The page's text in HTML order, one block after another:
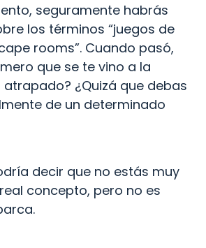
seguramente habrás
los términos “juegos de
rooms”. Cuando pasó,
que se te vino a la
atrapado? ¿Quizá que debas
de un determinado
decir que no estás muy
concepto, pero no es